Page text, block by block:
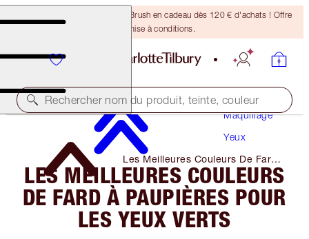
Recevez un pinceau Bronzing Brush en cadeau dès 120 € d'achats ! Offre
soumise à conditions.
Rechercher nom du produit, teinte, couleur
Maquillage
Yeux
Les Meilleures Couleurs De Fard
à Paupières Pour Les Yeux Verts
LES MEILLEURES COULEURS
DE FARD À PAUPIÈRES POUR
LES YEUX VERTS